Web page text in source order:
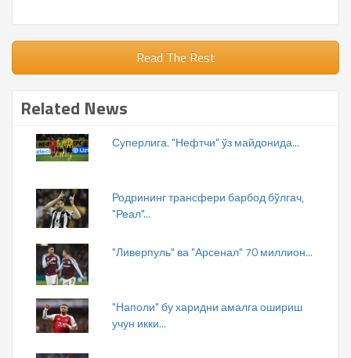
Read The Rest
Related News
Суперлига. "Нефтчи" ўз майдонида...
Родрининг трансфери барбод бўлгач,
"Реал"...
"Ливерпуль" ва "Арсенал" 70 миллион...
"Наполи" бу харидни амалга ошириш
учун икки...